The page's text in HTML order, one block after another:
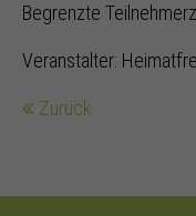
Begrenzte
Veranstalter:
Zurück